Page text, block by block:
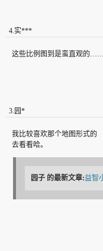
4 实***
这些比例图到是蛮直观的……
3 园*
我比较喜欢那个地图形式的
去看看哈。
园子 的最新文章:益智